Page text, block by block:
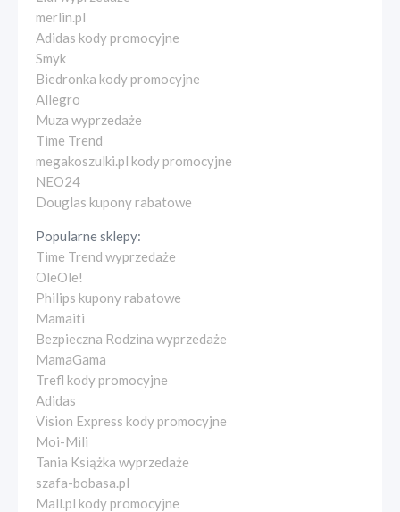
merlin.pl
Adidas kody promocyjne
Smyk
Biedronka kody promocyjne
Allegro
Muza wyprzedaże
Time Trend
megakoszulki.pl kody promocyjne
NEO24
Douglas kupony rabatowe
Popularne sklepy:
Time Trend wyprzedaże
OleOle!
Philips kupony rabatowe
Mamaiti
Bezpieczna Rodzina wyprzedaże
MamaGama
Trefl kody promocyjne
Adidas
Vision Express kody promocyjne
Moi-Mili
Tania Książka wyprzedaże
szafa-bobasa.pl
Mall.pl kody promocyjne